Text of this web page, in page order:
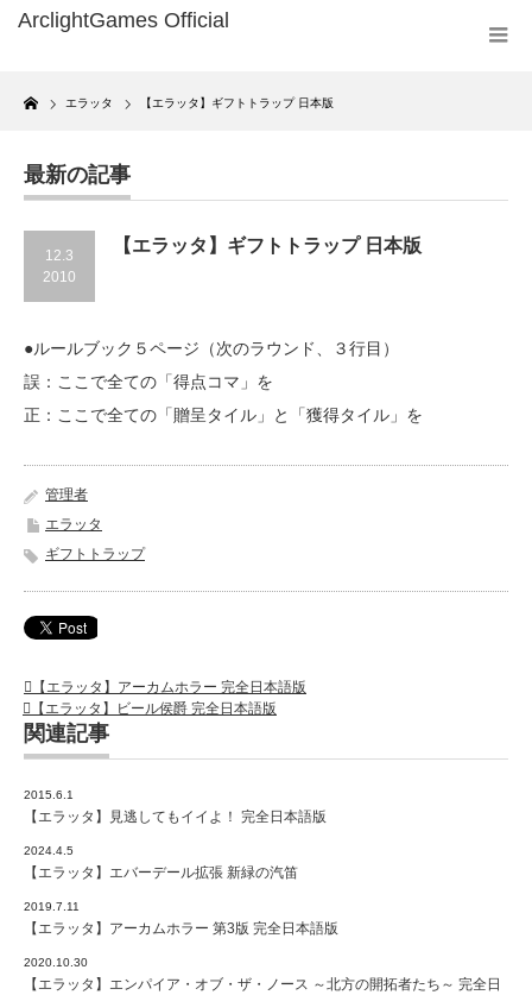
Home
エラッタ 【エラッタ】ギフトトラップ 日本版
最新の記事
12.3
2010
【エラッタ】ギフトトラップ 日本版
●ルールブック５ページ（次のラウンド、３行目）
誤：ここで全ての「得点コマ」を
正：ここで全ての「贈呈タイル」と「獲得タイル」を
管理者
エラッタ
ギフトトラップ
【エラッタ】アーカムホラー 完全日本語版
【エラッタ】ビール侯爵 完全日本語版
関連記事
2015.6.1
【エラッタ】見逃してもイイよ！ 完全日本語版
2024.4.5
【エラッタ】エバーデール拡張 新緑の汽笛
2019.7.11
【エラッタ】アーカムホラー 第3版 完全日本語版
2020.10.30
【エラッタ】エンパイア・オブ・ザ・ノース ～北方の開拓者たち～ 完全日